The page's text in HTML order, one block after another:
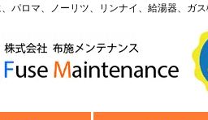
パロマ、ノーリツ、リンナイ、給湯器、ガ